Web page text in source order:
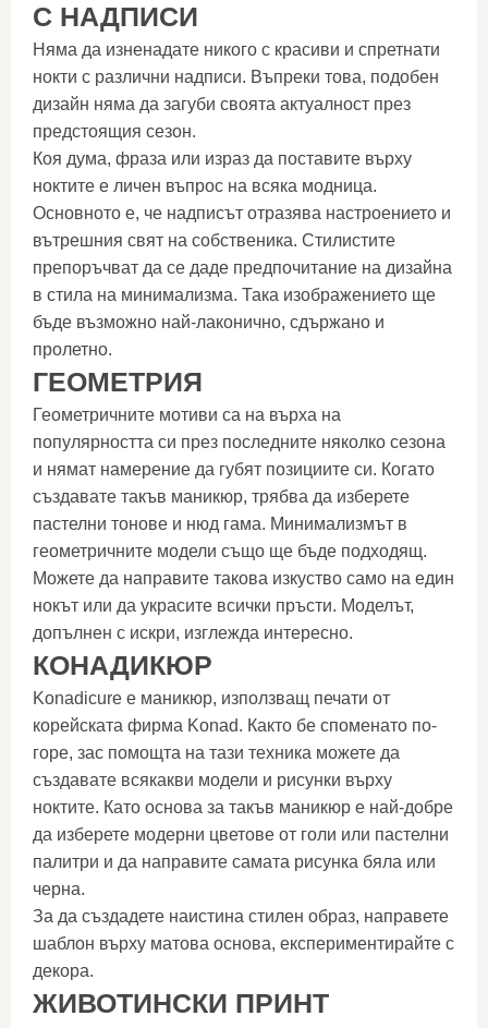
С НАДПИСИ
Няма да изненадате никого с красиви и спретнати
нокти с различни надписи. Въпреки това, подобен
дизайн няма да загуби своята актуалност през
предстоящия сезон.
Коя дума, фраза или израз да поставите върху
ноктите е личен въпрос на всяка модница.
Основното е, че надписът отразява настроението и
вътрешния свят на собственика. Стилистите
препоръчват да се даде предпочитание на дизайна
в стила на минимализма. Така изображението ще
бъде възможно най-лаконично, сдържано и
пролетно.
ГЕОМЕТРИЯ
Геометричните мотиви са на върха на
популярността си през последните няколко сезона
и нямат намерение да губят позициите си. Когато
създавате такъв маникюр, трябва да изберете
пастелни тонове и нюд гама. Минимализмът в
геометричните модели също ще бъде подходящ.
Можете да направите такова изкуство само на един
нокът или да украсите всички пръсти. Моделът,
допълнен с искри, изглежда интересно.
КОНАДИКЮР
Konadicure е маникюр, използващ печати от
корейската фирма Konad. Както бе споменато по-
горе, зас помощта на тази техника можете да
създавате всякакви модели и рисунки върху
ноктите. Като основа за такъв маникюр е най-добре
да изберете модерни цветове от голи или пастелни
палитри и да направите самата рисунка бяла или
черна.
За да създадете наистина стилен образ, направете
шаблон върху матова основа, експериментирайте с
декора.
ЖИВОТИНСКИ ПРИНТ